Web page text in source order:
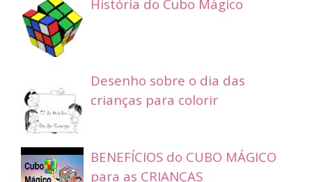
História do Cubo Mágico
Desenho sobre o dia das
crianças para colorir
BENEFÍCIOS do CUBO MÁGICO
para as CRIANÇAS